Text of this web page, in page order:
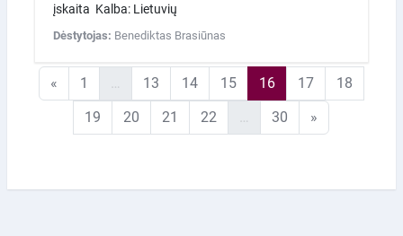
įskaita Kalba: Lietuvių
Dėstytojas: Benediktas Brasiūnas
« Ankstesnis puslapis
1 1 puslapis13 13 puslapis
1414 puslapis
1515 puslapis
1616 puslapis
1717 puslapis
18
19 19 puslapis
20 20 puslapis
21 21 puslapis
22 22 puslapis
30 30 puslapis
»